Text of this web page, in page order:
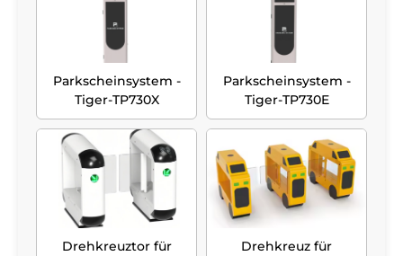
Parkscheinsystem -
Tiger-TP730X
Parkscheinsystem -
Tiger-TP730E
Drehkreuztor für
Drehkreuz für